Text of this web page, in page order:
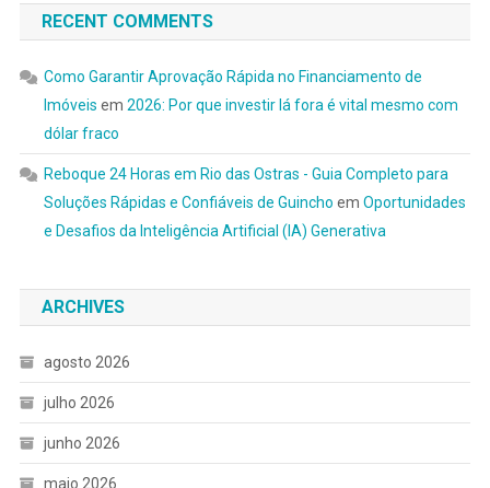
RECENT COMMENTS
Como Garantir Aprovação Rápida no Financiamento de
Imóveis em 2026: Por que investir lá fora é vital mesmo com
dólar fraco
Reboque 24 Horas em Rio das Ostras - Guia Completo para
Soluções Rápidas e Confiáveis de Guincho em Oportunidades
e Desafios da Inteligência Artificial (IA) Generativa
ARCHIVES
agosto 2026
julho 2026
junho 2026
maio 2026